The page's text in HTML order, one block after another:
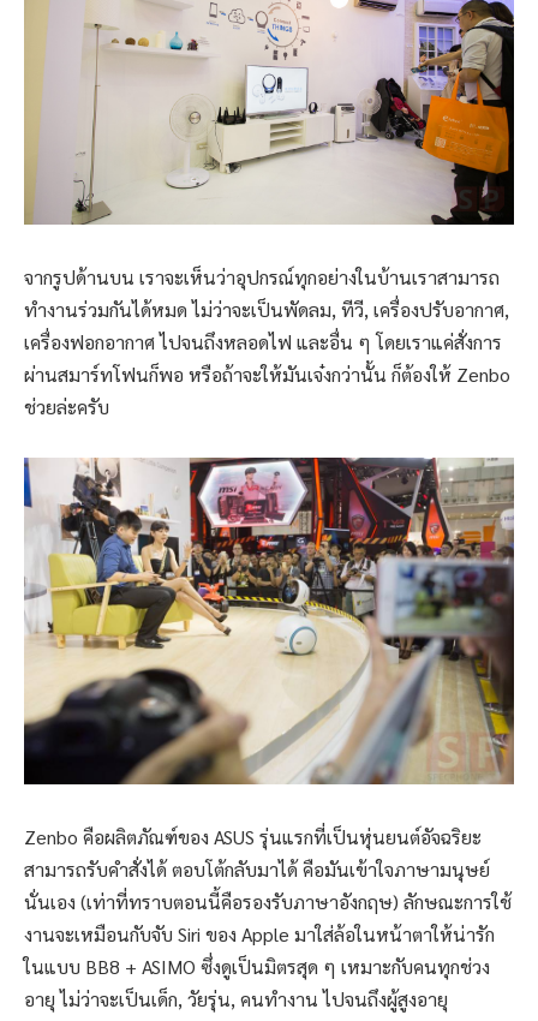
จากรูปด้านบน เราจะเห็นว่าอุปกรณ์ทุกอย่างในบ้านเราสามารถ
ทำงานร่วมกันได้หมด ไม่ว่าจะเป็นพัดลม, ทีวี, เครื่องปรับอากาศ,
เครื่องฟอกอากาศ ไปจนถึงหลอดไฟ และอื่น ๆ โดยเราแค่สั่งการ
ผ่านสมาร์ทโฟนก็พอ หรือถ้าจะให้มันเจ๋งกว่านั้น ก็ต้องให้ Zenbo
ช่วยล่ะครับ
Zenbo คือผลิตภัณฑ์ของ ASUS รุ่นแรกที่เป็นหุ่นยนต์อัจฉริยะ
สามารถรับคำสั่งได้ ตอบโต้กลับมาได้ คือมันเข้าใจภาษามนุษย์
นั่นเอง (เท่าที่ทราบตอนนี้คือรองรับภาษาอังกฤษ) ลักษณะการใช้
งานจะเหมือนกับจับ Siri ของ Apple มาใส่ล้อในหน้าตาให้น่ารัก
ในแบบ BB8 + ASIMO ซึ่งดูเป็นมิตรสุด ๆ เหมาะกับคนทุกช่วง
อายุ ไม่ว่าจะเป็นเด็ก, วัยรุ่น, คนทำงาน ไปจนถึงผู้สูงอายุ